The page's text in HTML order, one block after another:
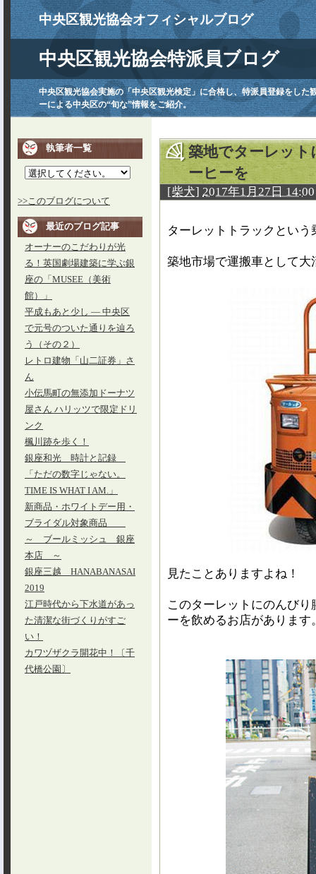
中央区観光協会オフィシャルブログ
中央区観光協会特派員ブログ
中央区観光協会実施の「中央区観光検定」に合格し、特派員登録をした
ーによる中央区の“旬な”情報をご紹介。
執筆者一覧
>>このブログについて
最近のブログ記事
オーナーのこだわりが光
る！英国劇場建築に学ぶ銀
座の「MUSEE（美術
館）」
平成もあと少し ― 中央区
で元号のついた通りを辿ろ
う（その２）
レトロ建物「山二証券」さ
ん
小伝馬町の無添加ドーナツ
屋さん ハリッツで限定ドリ
ンク
楓川跡を歩く！
銀座和光 時計と記録
「ただの数字じゃない。
TIME IS WHAT I AM.」
新商品・ホワイトデー用・
ブライダル対象商品
～ ブールミッシュ 銀座
本店 ～
銀座三越 HANABANASAI
2019
江戸時代から下水道があっ
た清潔な街づくりがすご
い！
カワヅザクラ開花中！〔千
代橋公園〕
築地でターレッ
ーヒーを
[柴犬] 2017年1月27日 14:00
ターレットトラックとい
築地市場で運搬車として大
見たことありますよね！
このターレットにのんび
ーを飲めるお店がありま